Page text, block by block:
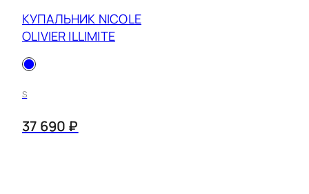
КУПАЛЬНИК NICOLE
OLIVIER ILLIMITE
S
37 690 ₽